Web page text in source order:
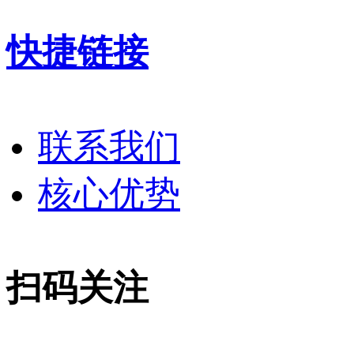
快捷链接
联系我们
核心优势
扫码关注